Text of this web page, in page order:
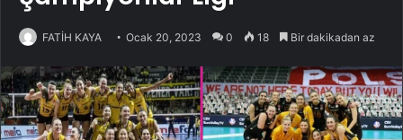
FATİH KAYA Ocak 20, 2023 0 18 Bir dakikadan az